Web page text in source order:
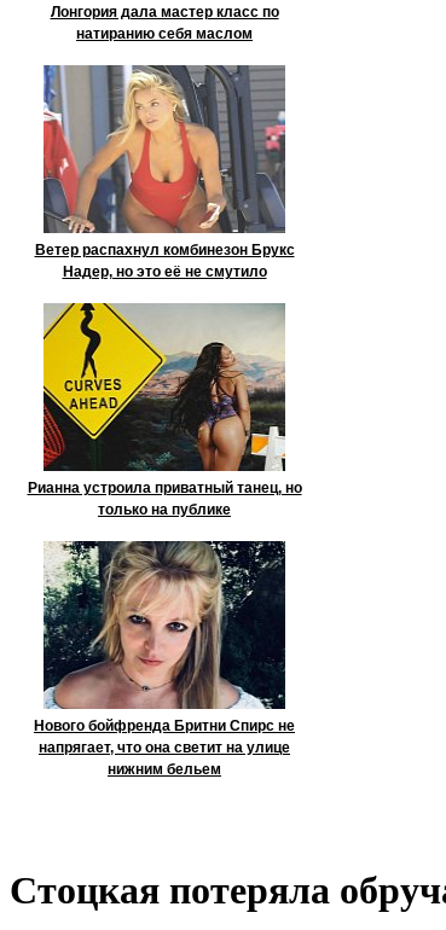
Лонгория дала мастер класс по
натиранию себя маслом
Ветер распахнул комбинезон Брукс
Надер, но это её не смутило
Рианна устроила приватный танец, но
только на публике
Нового бойфренда Бритни Спирс не
напрягает, что она светит на улице
нижним бельем
Стоцкая потеряла